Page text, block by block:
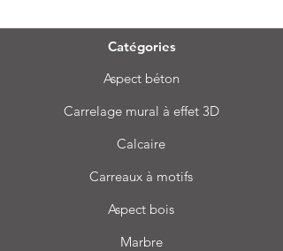
Catégories
Aspect béton
Carrelage mural à effet 3D
Calcaire
Carreaux à motifs
Aspect bois
Marbre